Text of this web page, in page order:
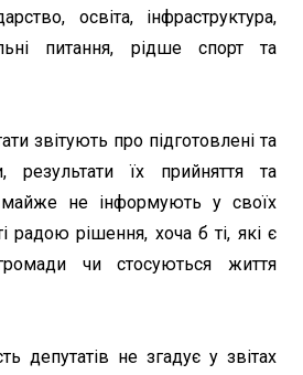
освіта, інфраструктура,
питання, рідше спорт та
звітують про підготовлені та
результати їх прийняття та
не інформують у своїх
радою рішення, хоча б ті, які є
чи стосуються життя
депутатів не згадує у звітах